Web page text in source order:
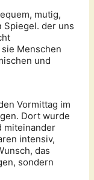
mutig,
der uns
Menschen
und
Vormittag im
Dort wurde
miteinander
intensiv,
das
sondern